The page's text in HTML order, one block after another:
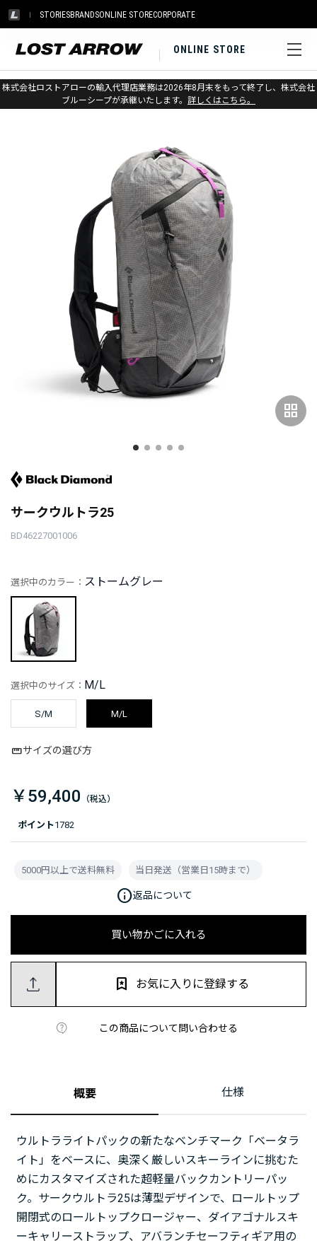
STORIESBRANDSONLINE STORECORPORATE
ONLINE STORE
株式会社ロストアローの輸入代理店業務は2026年8月末をもって終了し、株式会社
ブルーシープが承継いたします。 詳しくはこちら。
ホーム > ブラックダイヤモンド > バックパック & バッグ > スノー
grid_view
サークウルトラ25
BD46227001006
ポイント1782
選択中のカラー： ストームグレー
選択中のサイズ： M/L
S/M M/L
サイズの選び方
￥59,400
買い物かごに入れる
この商品について問い合わせる
お気に入りに登録する
5000円以上で送料無料 当日発送（営業日15時まで）
info返品について
概要 仕様
ウルトラライトパックの新たなベンチマーク「ベータラ
イト」をベースに、奥深く厳しいスキーラインに挑むた
めにカスタマイズされた超軽量バックカントリーパッ
ク。サークウルトラ25は薄型デザインで、ロールトップ
開閉式のロールトップクロージャー、ダイアゴナルスキ
ーキャリーストラップ、アバランチセーフティギア用の